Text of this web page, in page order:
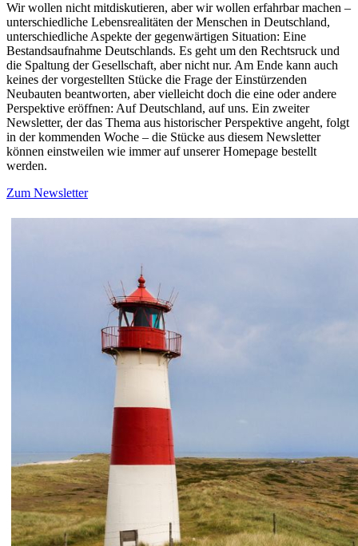
Wir wollen nicht mitdiskutieren, aber wir wollen erfahrbar machen –
unterschiedliche Lebensrealitäten der Menschen in Deutschland,
unterschiedliche Aspekte der gegenwärtigen Situation: Eine
Bestandsaufnahme Deutschlands. Es geht um den Rechtsruck und
die Spaltung der Gesellschaft, aber nicht nur. Am Ende kann auch
keines der vorgestellten Stücke die Frage der Einstürzenden
Neubauten beantworten, aber vielleicht doch die eine oder andere
Perspektive eröffnen: Auf Deutschland, auf uns. Ein zweiter
Newsletter, der das Thema aus historischer Perspektive angeht, folgt
in der kommenden Woche – die Stücke aus diesem Newsletter
können einstweilen wie immer auf unserer Homepage bestellt
werden.
Zum Newsletter